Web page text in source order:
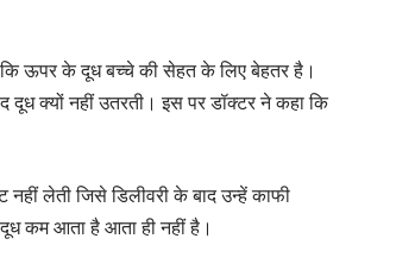
कि ऊपर के दूध बच्चे की सेहत के लिए बेहतर है।
दूध क्यों नहीं उतरती। इस पर डॉक्टर ने कहा कि
नहीं लेती जिसे डिलीवरी के बाद उन्हें काफी
दूध कम आता है आता ही नहीं है।